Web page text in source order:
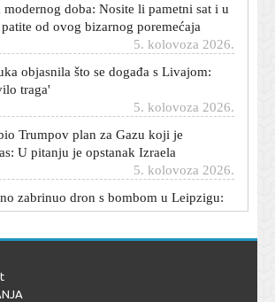
od ovog bizarnog poremećaja
5. kolovoza 2026.
objasnila što se događa s Livajom:
traga'
Trumpov plan za Gazu koji je
U pitanju je opstanak Izraela
5. kolovoza 2026.
zabrinuo dron s bombom u Leipzigu:
napad'
5. kolovoza 2026.
neki premalo': Što kažu branitelji